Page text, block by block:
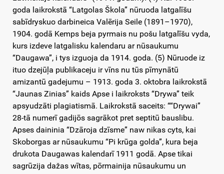
goda laikrokstā “Latgolas Škola” nūruoda latgalīšu
sabīdryskuo darbineica Valērija Seile (1891–1970),
1904. godā Kemps beja pyrmais nu pošu latgalīšu vyda,
kurs izdeve latgalisku kalendaru ar nūsaukumu
“Daugawa”, i tys izguoja da 1914. goda. (5) Nūruode iz
ituo dzejūļa publikaceju ir vīns nu tūs pīmynātū
amizantū gadejumu – 1913. goda 3. oktobra laikrokstā
“Jaunas Zinias” kaids Apse i laikroksts “Drywa” teik
apsyudzāti plagiatismā. Laikrokstā saceits: ““Drywai”
28-tā numerī gadijōs sagrākot pret septitū bauslibu.
Apses daininia “Dzāroja dzīsme” naw nikas cyts, kai
Skoborgas ar nūsaukumu “Pi krūga golda”, kura beja
drukota Daugawas kalendarī 1911 godā. Apse tikai
sagrūzija dažas wītas, pōrmainija nūsaukumu un